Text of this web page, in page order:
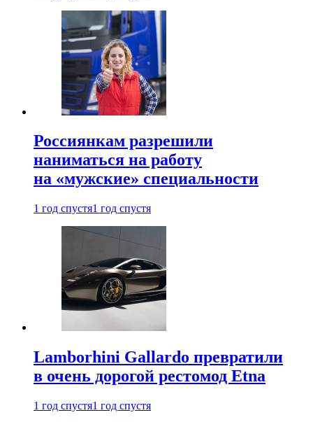
Россиянкам разрешили
наниматься на работу
на «мужские» специальности
1 год спустя1 год спустя
Lamborhini Gallardo превратили
в очень дорогой рестомод Etna
1 год спустя1 год спустя